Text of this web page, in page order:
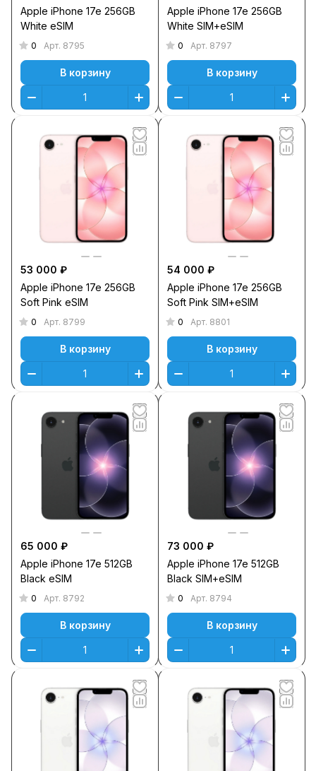
Apple iPhone 17e 256GB
White eSIM
0 Арт. 8795
В корзину
Apple iPhone 17e 256GB
White SIM+eSIM
0 Арт. 8797
В корзину
53 000 ₽
Apple iPhone 17e 256GB
Soft Pink eSIM
0 Арт. 8799
В корзину
54 000 ₽
Apple iPhone 17e 256GB
Soft Pink SIM+eSIM
0 Арт. 8801
В корзину
65 000 ₽
Apple iPhone 17e 512GB
Black eSIM
0 Арт. 8792
В корзину
73 000 ₽
Apple iPhone 17e 512GB
Black SIM+eSIM
0 Арт. 8794
В корзину